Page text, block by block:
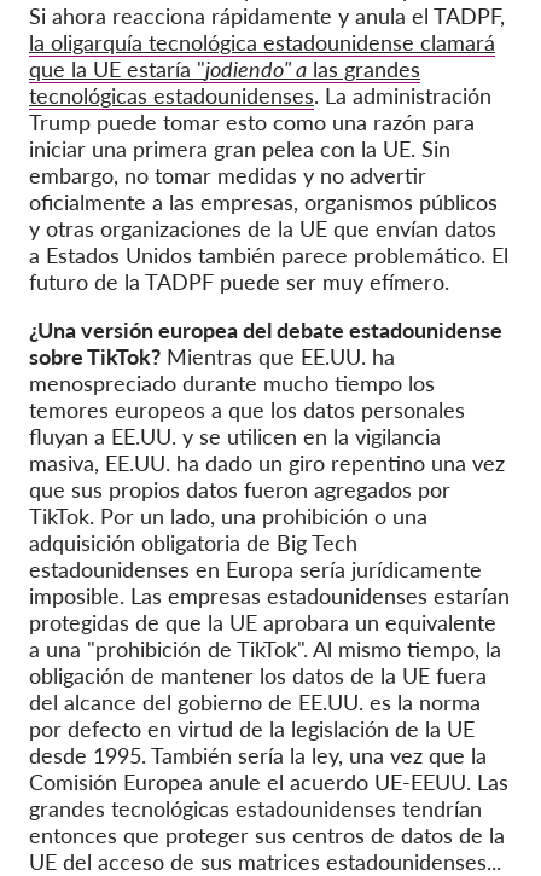
Si ahora reacciona rápidamente y anula el TADPF,
la oligarquía tecnológica estadounidense clamará
que la UE estaría "jodiendo" a las grandes
tecnológicas estadounidenses. La administración
Trump puede tomar esto como una razón para
iniciar una primera gran pelea con la UE. Sin
embargo, no tomar medidas y no advertir
oficialmente a las empresas, organismos públicos
y otras organizaciones de la UE que envían datos
a Estados Unidos también parece problemático. El
futuro de la TADPF puede ser muy efímero.
¿Una versión europea del debate estadounidense
sobre TikTok? Mientras que EE.UU. ha
menospreciado durante mucho tiempo los
temores europeos a que los datos personales
fluyan a EE.UU. y se utilicen en la vigilancia
masiva, EE.UU. ha dado un giro repentino una vez
que sus propios datos fueron agregados por
TikTok. Por un lado, una prohibición o una
adquisición obligatoria de Big Tech
estadounidenses en Europa sería jurídicamente
imposible. Las empresas estadounidenses estarían
protegidas de que la UE aprobara un equivalente
a una "prohibición de TikTok". Al mismo tiempo, la
obligación de mantener los datos de la UE fuera
del alcance del gobierno de EE.UU. es la norma
por defecto en virtud de la legislación de la UE
desde 1995. También sería la ley, una vez que la
Comisión Europea anule el acuerdo UE-EEUU. Las
grandes tecnológicas estadounidenses tendrían
entonces que proteger sus centros de datos de la
UE del acceso de sus matrices estadounidenses...